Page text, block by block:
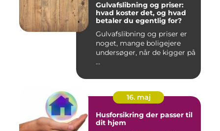
Gulvafslibning og priser:
hvad koster det, og hvad
betaler du egentlig for?
Gulvafslibning og priser er
noget, mange boligejere
undersøger, når de kigger på
...
16. maj
Husforsikring der passer til
dit hjem